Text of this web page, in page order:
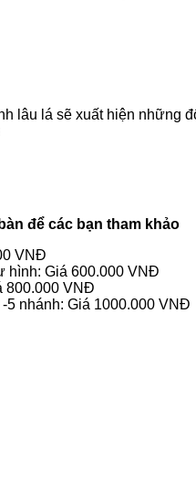
lâu lá sẽ xuất hiện những
để các bạn tham khảo
VNĐ
hình: Giá 600.000 VNĐ
800.000 VNĐ
5 nhánh: Giá 1000.000 VNĐ